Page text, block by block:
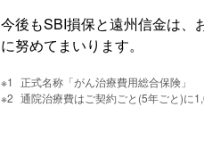
今後もSBI損保と遠州信金は、
に努めてまいります。
正式名称「がん治療費用総合保険」
通院治療費はご契約ごと(5年ごと)に